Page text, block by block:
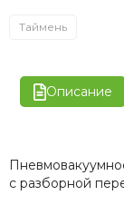
Таймень
Описание
с разборной